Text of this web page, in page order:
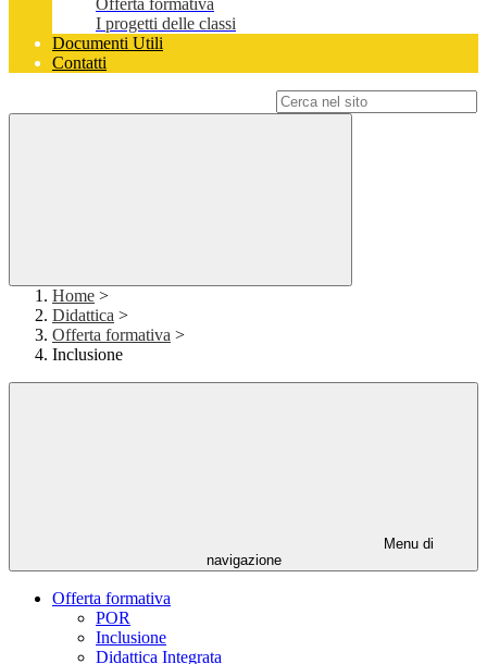
Offerta formativa
I progetti delle classi
Documenti Utili
Contatti
Home >
Didattica >
Offerta formativa >
Inclusione
Menu di
navigazione
Offerta formativa
POR
Inclusione
Didattica Integrata